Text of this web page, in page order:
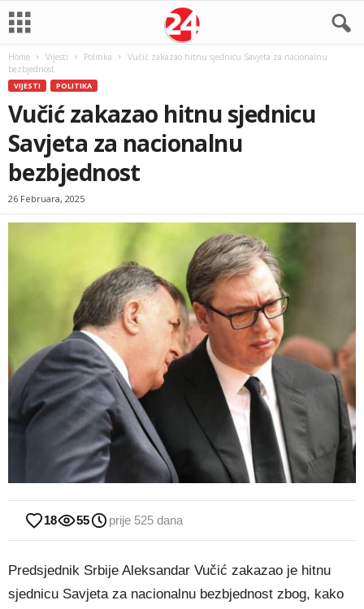
Home Vijesti Politika
Vučić zakazao hitnu sjednicu Savjeta za nacionalnu
bezbjednost
VIJESTI POLITIKA
Vučić zakazao hitnu sjednicu
Savjeta za nacionalnu
bezbjednost
26 Februara, 2025
18 55 prije 525 dana
Predsjednik Srbije Aleksandar Vučić zakazao je hitnu
sjednicu Savjeta za nacionalnu bezbjednost zbog, kako